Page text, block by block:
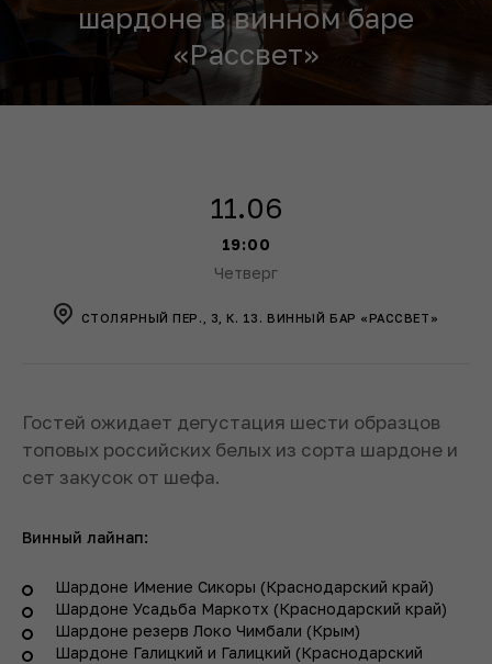
шардоне в винном баре
«Рассвет»
11.06
19:00
Четверг
СТОЛЯРНЫЙ ПЕР., 3, К. 13. ВИННЫЙ БАР «РАССВЕТ»
Гостей ожидает дегустация шести образцов
топовых российских белых из сорта шардоне и
сет закусок от шефа.
Винный лайнап:
Шардоне Имение Сикоры (Краснодарский край)
Шардоне Усадьба Маркотх (Краснодарский край)
Шардоне резерв Локо Чимбали (Крым)
Шардоне Галицкий и Галицкий (Краснодарский